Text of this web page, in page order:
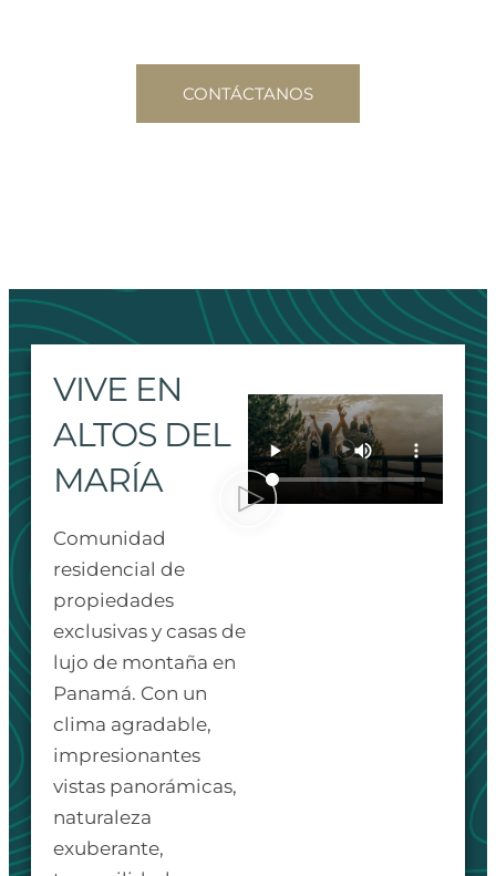
CONTÁCTANOS
VIVE EN
ALTOS DEL
MARÍA
Comunidad
residencial de
propiedades
exclusivas y casas de
lujo de montaña en
Panamá. Con un
clima agradable,
impresionantes
vistas panorámicas,
naturaleza
exuberante,